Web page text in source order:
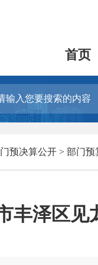
首页
预决算公开> 部门预
丰泽区